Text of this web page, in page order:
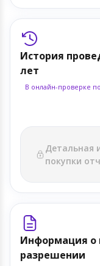
История
лет
В онлайн-проверке
Детальная
покупки
Информация о
разрешении